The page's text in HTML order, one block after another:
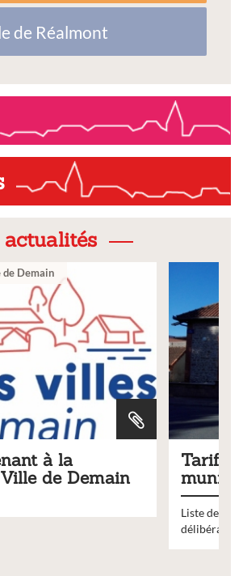
de Réalmont
des services
du conseil municipal du 19 décembre 2025